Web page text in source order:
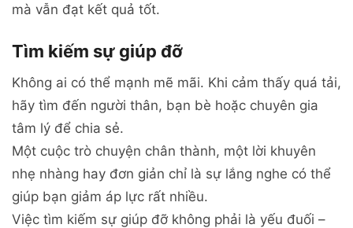
mà vẫn đạt kết quả tốt.
Tìm kiếm sự giúp đỡ
Không ai có thể mạnh mẽ mãi. Khi cảm thấy quá tải,
hãy tìm đến người thân, bạn bè hoặc chuyên gia
tâm lý để chia sẻ.
Một cuộc trò chuyện chân thành, một lời khuyên
nhẹ nhàng hay đơn giản chỉ là sự lắng nghe có thể
giúp bạn giảm áp lực rất nhiều.
Việc tìm kiếm sự giúp đỡ không phải là yếu đuối –